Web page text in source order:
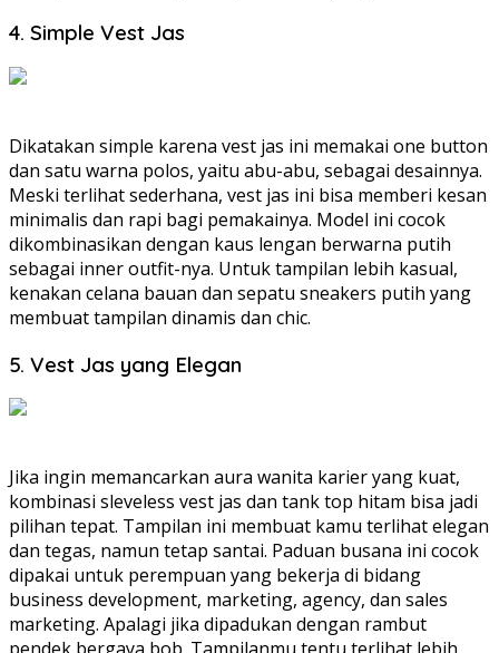
4. Simple Vest Jas
Dikatakan simple karena vest jas ini memakai one button
dan satu warna polos, yaitu abu-abu, sebagai desainnya.
Meski terlihat sederhana, vest jas ini bisa memberi kesan
minimalis dan rapi bagi pemakainya. Model ini cocok
dikombinasikan dengan kaus lengan berwarna putih
sebagai inner outfit-nya. Untuk tampilan lebih kasual,
kenakan celana bauan dan sepatu sneakers putih yang
membuat tampilan dinamis dan chic.
5. Vest Jas yang Elegan
Jika ingin memancarkan aura wanita karier yang kuat,
kombinasi sleveless vest jas dan tank top hitam bisa jadi
pilihan tepat. Tampilan ini membuat kamu terlihat elegan
dan tegas, namun tetap santai. Paduan busana ini cocok
dipakai untuk perempuan yang bekerja di bidang
business development, marketing, agency, dan sales
marketing. Apalagi jika dipadukan dengan rambut